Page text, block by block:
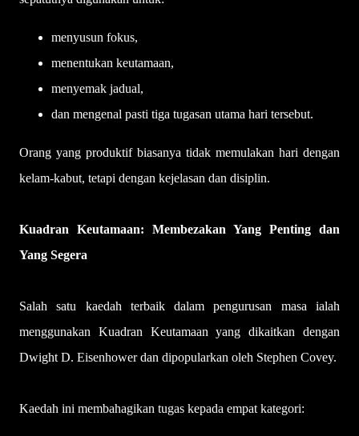
menyusun fokus,
menentukan keutamaan,
menyemak jadual,
dan mengenal pasti tiga tugasan utama hari tersebut.
Orang yang produktif biasanya tidak memulakan hari dengan
kelam-kabut, tetapi dengan kejelasan dan disiplin.
Kuadran Keutamaan: Membezakan Yang Penting dan
Yang Segera
Salah satu kaedah terbaik dalam pengurusan masa ialah
menggunakan Kuadran Keutamaan yang dikaitkan dengan
Dwight D. Eisenhower dan dipopularkan oleh Stephen Covey.
Kaedah ini membahagikan tugas kepada empat kategori: